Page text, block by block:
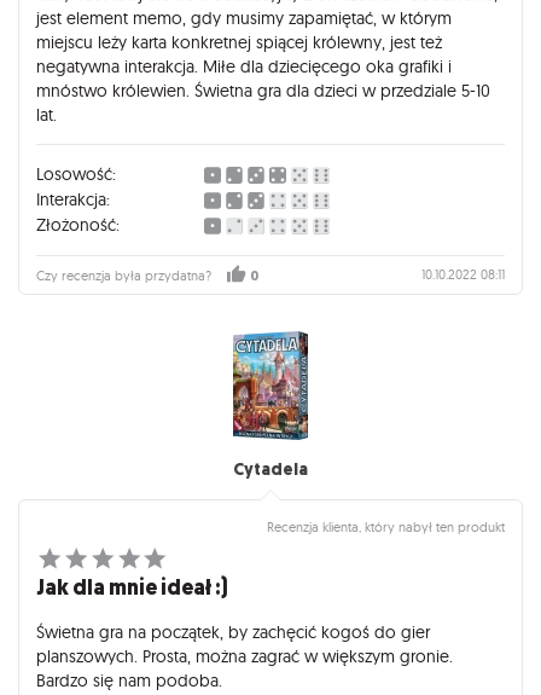
jest element memo, gdy musimy zapamiętać, w którym
miejscu leży karta konkretnej spiącej królewny, jest też
negatywna interakcja. Miłe dla dziecięcego oka grafiki i
mnóstwo królewien. Świetna gra dla dzieci w przedziale 5-10
lat.
Losowość:
Interakcja:
Złożoność:
Czy recenzja była przydatna? 0 10.10.2022 08:11
Cytadela
Recenzja klienta, który nabył ten produkt
Jak dla mnie ideał :)
Świetna gra na początek, by zachęcić kogoś do gier
planszowych. Prosta, można zagrać w większym gronie.
Bardzo się nam podoba.